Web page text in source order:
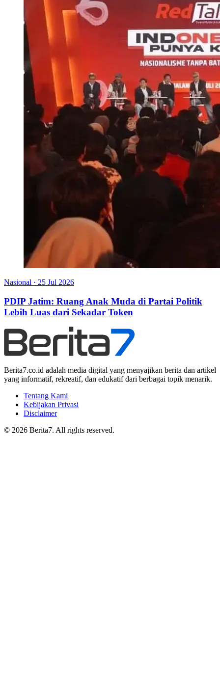
Nasional · 25 Jul 2026
PDIP Jatim: Ruang Anak Muda di Partai Politik
Lebih Luas dari Sekadar Token
Berita7.co.id adalah media digital yang menyajikan berita dan artikel
yang informatif, rekreatif, dan edukatif dari berbagai topik menarik.
Tentang Kami
Kebijakan Privasi
Disclaimer
© 2026 Berita7. All rights reserved.